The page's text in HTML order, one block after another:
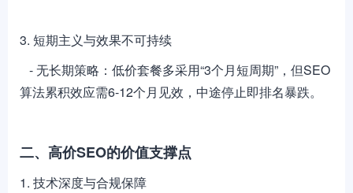
3. 短期主义与效果不可持续
- 无长期策略：低价套餐多采用“3个月短周期”，但SEO
算法累积效应需6-12个月见效，中途停止即排名暴跌。
二、高价SEO的价值支撑点
1. 技术深度与合规保障